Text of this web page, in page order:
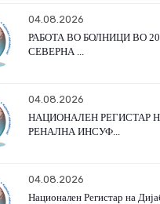
04.08.2026
РАБОТА ВО БОЛНИЦИ ВО
СЕВЕРНА ...
04.08.2026
НАЦИОНАЛЕН РЕГИСТАР
РЕНАЛНА ИНСУФ...
04.08.2026
Национален Регистар на